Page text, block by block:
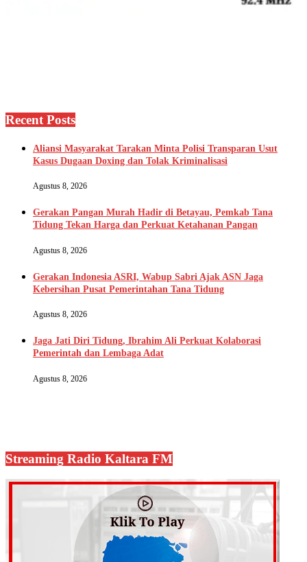
Recent Posts
Aliansi Masyarakat Tarakan Minta Polisi Transparan Usut
Kasus Dugaan Doxing dan Tolak Kriminalisasi
Agustus 8, 2026
Gerakan Pangan Murah Hadir di Betayau, Pemkab Tana
Tidung Tekan Harga dan Perkuat Ketahanan Pangan
Agustus 8, 2026
Gerakan Indonesia ASRI, Wabup Sabri Ajak ASN Jaga
Kebersihan Pusat Pemerintahan Tana Tidung
Agustus 8, 2026
Jaga Jati Diri Tidung, Ibrahim Ali Perkuat Kolaborasi
Pemerintah dan Lembaga Adat
Agustus 8, 2026
Streaming Radio Kaltara FM